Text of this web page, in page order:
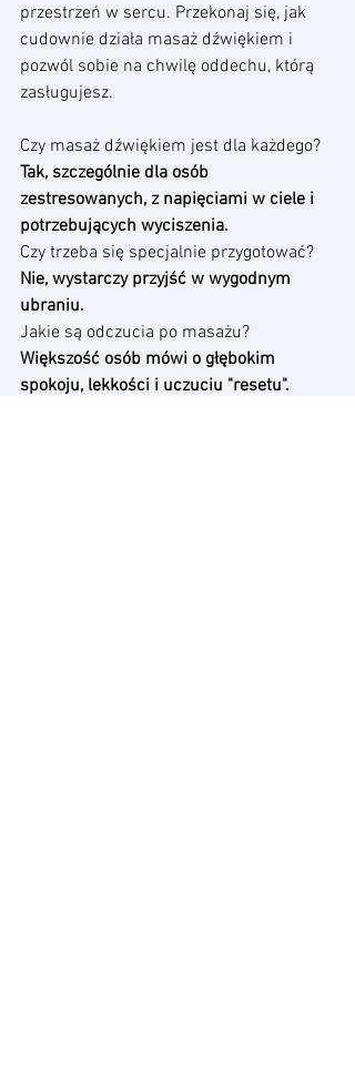
przestrzeń w sercu. Przekonaj się, jak
cudownie działa masaż dźwiękiem i
pozwól sobie na chwilę oddechu, którą
zasługujesz.
Czy masaż dźwiękiem jest dla każdego?
Tak, szczególnie dla osób
zestresowanych, z napięciami w ciele i
potrzebujących wyciszenia.
Czy trzeba się specjalnie przygotować?
Nie, wystarczy przyjść w wygodnym
ubraniu.
Jakie są odczucia po masażu?
Większość osób mówi o głębokim
spokoju, lekkości i uczuciu "resetu".